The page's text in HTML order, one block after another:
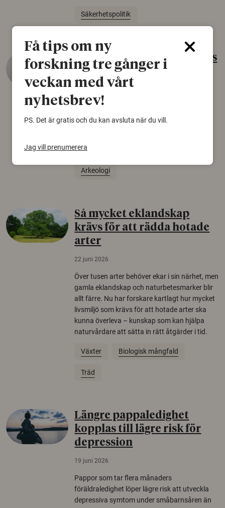
Säkerhetspolitik
Gammalt skinn var Sveriges
äldsta sko
22 juni 2026
Det som arkeologer länge trodde var en
björnfäll visar sig vara delar av en 2000 år
Norden.
Arkeologi
Så mycket eklandskap
krävs för att rädda hotade
arter
22 juni 2026
Över tusen arter behöver ekar i sin närhet, men
gamla eklandskap och naturbetesmarker blir
allt färre. Nu har forskare kartlagt hur mycket
livsmiljö som krävs för att hotade arter ska
kunna överleva – kunskap som kan hjälpa
naturvårdare att sätta in rätt åtgärder i tid.
Växter Biologisk mångfald
Träd
Längre pappaledighet
kopplas till lägre risk för
depression
19 juni 2026
Pappor som tar flera månaders
föräldraledighet löper lägre risk att utveckla
depressiva symtom under småbarnsåren än
Få tips om ny
forskning tre gånger i
veckan med vårt
nyhetsbrev!
PS. Det är gratis och du kan avsluta när du vill.
Jag vill prenumerera